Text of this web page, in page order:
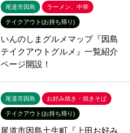
尾道市因島 ラーメン、中華
テイクアウト(お持ち帰り)
いんのしまグルメマップ『因島
テイクアウトグルメ』一覧紹介
ページ開設！
尾道市因島 お好み焼き・焼きそば
テイクアウト(お持ち帰り)
尾道市因島土生町『上田お好み